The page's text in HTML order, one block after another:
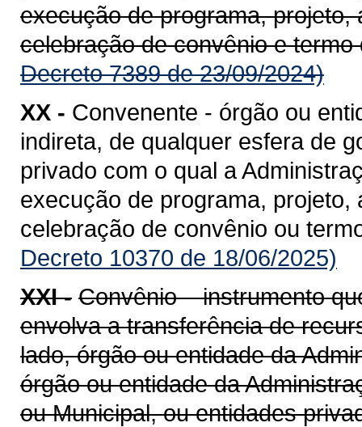
execução de programa,
celebração de convênio e
Decreto 7389 de 23/09/2024)
XX - Convenente - órgão ou
indireta, de qualquer esfera de
privado com o qual a
execução de programa,
celebração de convênio ou
Decreto 10370 de 18/06/2025)
XXI - Convênio – instrumento
envolva a transferência de
lado, órgão ou entidade da
órgão ou entidade da
ou Municipal, ou entidades